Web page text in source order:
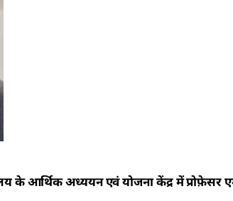
के आर्थिक अध्ययन एवं योजना केंद्र में प्रोफ़ेसर